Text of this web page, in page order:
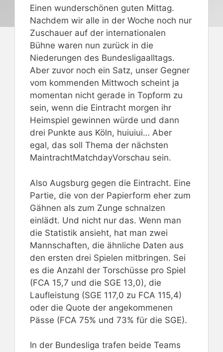
Einen wunderschönen guten Mittag.
Nachdem wir alle in der Woche noch nur
Zuschauer auf der internationalen
Bühne waren nun zurück in die
Niederungen des Bundesligaalltags.
Aber zuvor noch ein Satz, unser Gegner
vom kommenden Mittwoch scheint ja
momentan nicht gerade in Topform zu
sein, wenn die Eintracht morgen ihr
Heimspiel gewinnen würde und dann
drei Punkte aus Köln, huiuiui… Aber
egal, das soll Thema der nächsten
MaintrachtMatchdayVorschau sein.
Also Augsburg gegen die Eintracht. Eine
Partie, die von der Papierform eher zum
Gähnen als zum Zunge schnalzen
einlädt. Und nicht nur das. Wenn man
die Statistik ansieht, hat man zwei
Mannschaften, die ähnliche Daten aus
den ersten drei Spielen mitbringen. Sei
es die Anzahl der Torschüsse pro Spiel
(FCA 15,7 und die SGE 13,0), die
Laufleistung (SGE 117,0 zu FCA 115,4)
oder die Quote der angekommenen
Pässe (FCA 75% und 73% für die SGE).
In der Bundesliga trafen beide Teams